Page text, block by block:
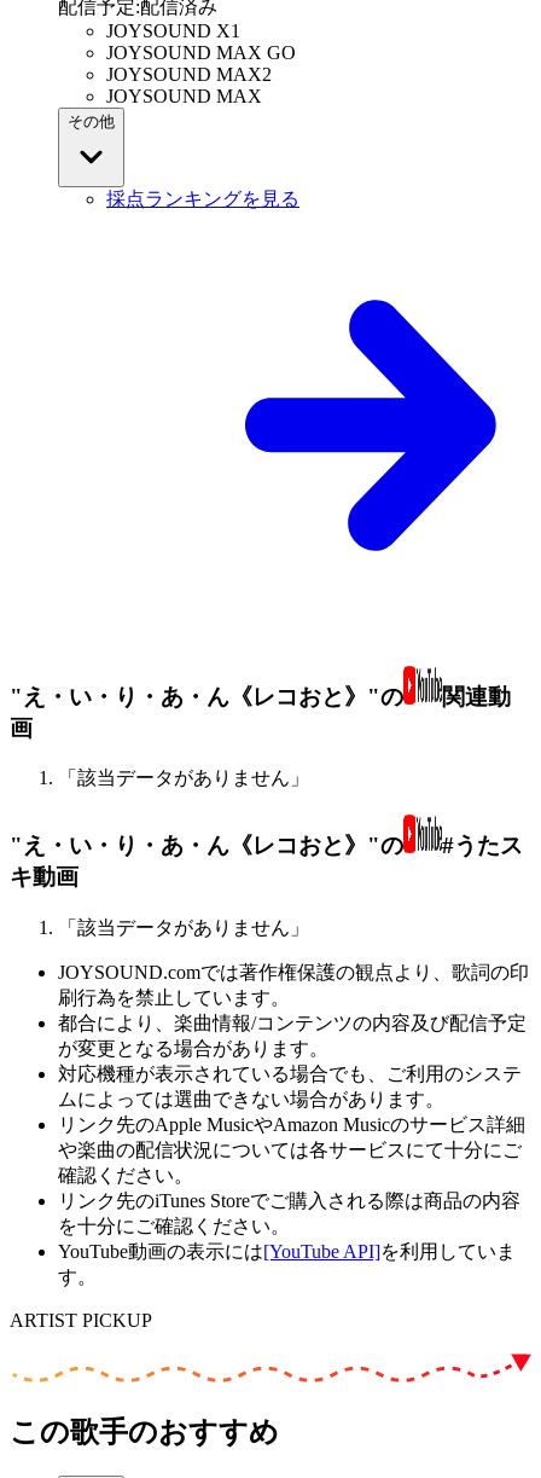
配信予定:配信済み
JOYSOUND X1
JOYSOUND MAX GO
JOYSOUND MAX2
JOYSOUND MAX
その他
採点ランキングを見る
"え・い・り・あ・ん《レコおと》"の
関連動
画
「該当データがありません」
"え・い・り・あ・ん《レコおと》"の
#うたス
キ動画
「該当データがありません」
JOYSOUND.comでは著作権保護の観点より、歌詞の印
刷行為を禁止しています。
都合により、楽曲情報/コンテンツの内容及び配信予定
が変更となる場合があります。
対応機種が表示されている場合でも、ご利用のシステ
ムによっては選曲できない場合があります。
リンク先のApple MusicやAmazon Musicのサービス詳細
や楽曲の配信状況については各サービスにて十分にご
確認ください。
リンク先のiTunes Storeでご購入される際は商品の内容
を十分にご確認ください。
YouTube動画の表示には[YouTube API]を利用していま
す。
ARTIST PICKUP
この歌手のおすすめ